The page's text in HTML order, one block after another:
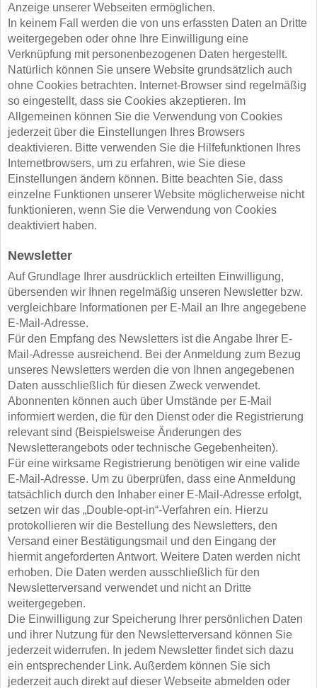
Anzeige unserer Webseiten ermöglichen.
In keinem Fall werden die von uns erfassten Daten an Dritte
weitergegeben oder ohne Ihre Einwilligung eine
Verknüpfung mit personenbezogenen Daten hergestellt.
Natürlich können Sie unsere Website grundsätzlich auch
ohne Cookies betrachten. Internet-Browser sind regelmäßig
so eingestellt, dass sie Cookies akzeptieren. Im
Allgemeinen können Sie die Verwendung von Cookies
jederzeit über die Einstellungen Ihres Browsers
deaktivieren. Bitte verwenden Sie die Hilfefunktionen Ihres
Internetbrowsers, um zu erfahren, wie Sie diese
Einstellungen ändern können. Bitte beachten Sie, dass
einzelne Funktionen unserer Website möglicherweise nicht
funktionieren, wenn Sie die Verwendung von Cookies
deaktiviert haben.
Newsletter
Auf Grundlage Ihrer ausdrücklich erteilten Einwilligung,
übersenden wir Ihnen regelmäßig unseren Newsletter bzw.
vergleichbare Informationen per E-Mail an Ihre angegebene
E-Mail-Adresse.
Für den Empfang des Newsletters ist die Angabe Ihrer E-
Mail-Adresse ausreichend. Bei der Anmeldung zum Bezug
unseres Newsletters werden die von Ihnen angegebenen
Daten ausschließlich für diesen Zweck verwendet.
Abonnenten können auch über Umstände per E-Mail
informiert werden, die für den Dienst oder die Registrierung
relevant sind (Beispielsweise Änderungen des
Newsletterangebots oder technische Gegebenheiten).
Für eine wirksame Registrierung benötigen wir eine valide
E-Mail-Adresse. Um zu überprüfen, dass eine Anmeldung
tatsächlich durch den Inhaber einer E-Mail-Adresse erfolgt,
setzen wir das „Double-opt-in“-Verfahren ein. Hierzu
protokollieren wir die Bestellung des Newsletters, den
Versand einer Bestätigungsmail und den Eingang der
hiermit angeforderten Antwort. Weitere Daten werden nicht
erhoben. Die Daten werden ausschließlich für den
Newsletterversand verwendet und nicht an Dritte
weitergegeben.
Die Einwilligung zur Speicherung Ihrer persönlichen Daten
und ihrer Nutzung für den Newsletterversand können Sie
jederzeit widerrufen. In jedem Newsletter findet sich dazu
ein entsprechender Link. Außerdem können Sie sich
jederzeit auch direkt auf dieser Webseite abmelden oder